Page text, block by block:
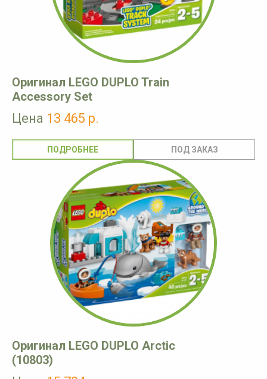
Оригинал LEGO DUPLO Train
Accessory Set
Цена 13 465 р.
ПОДРОБНЕЕ
Оригинал LEGO DUPLO Arctic
(10803)